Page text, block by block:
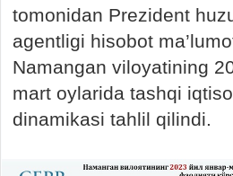
tomonidan Prezident
agentligi hisobot
Namangan viloyatining
mart oylarida tashqi
dinamikasi tahlil qilindi.